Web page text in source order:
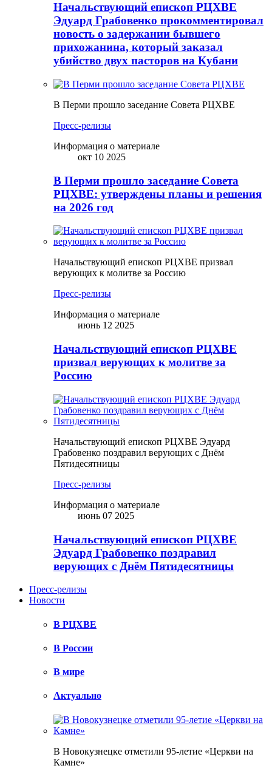
Начальствующий епископ РЦХВЕ
Эдуард Грабовенко прокомментировал
новость о задержании бывшего
прихожанина, который заказал
убийство двух пасторов на Кубани
В Перми прошло заседание Совета РЦХВЕ
Пресс-релизы
Информация о материале
окт 10 2025
В Перми прошло заседание Совета
РЦХВЕ: утверждены планы и решения
на 2026 год
Начальствующий епископ РЦХВЕ призвал
верующих к молитве за Россию
Пресс-релизы
Информация о материале
июнь 12 2025
Начальствующий епископ РЦХВЕ
призвал верующих к молитве за
Россию
Начальствующий епископ РЦХВЕ Эдуард
Грабовенко поздравил верующих с Днём
Пятидесятницы
Пресс-релизы
Информация о материале
июнь 07 2025
Начальствующий епископ РЦХВЕ
Эдуард Грабовенко поздравил
верующих с Днём Пятидесятницы
Пресс-релизы
Новости
В РЦХВЕ
В России
В мире
Актуально
В Новокузнецке отметили 95-летие «Церкви на
Камне»